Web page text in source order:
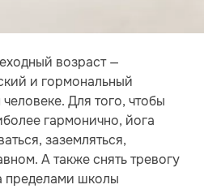
возраст —
и гормональный
Для того, чтобы
гармонично, йога
заземляться,
А также снять тревогу
пределами школы